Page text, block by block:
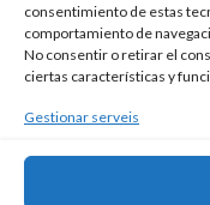
consentimiento de estas
comportamiento de
No consentir o retirar el
ciertas características y
Gestionar serveis
SEGUEIX-NOS A